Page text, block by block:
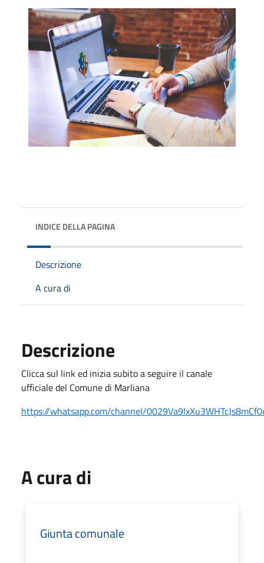
INDICE DELLA PAGINA
Descrizione
A cura di
Descrizione
Clicca sul link ed inizia subito a seguire il canale
ufficiale del Comune di Marliana
https://whatsapp.com/channel/
A cura di
Giunta comunale